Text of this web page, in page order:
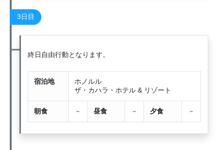
3日目
終日自由行動となります。
宿泊地
ホノルル
ザ・カハラ・ホテル & リゾート
朝食 － 昼食 － 夕食 －